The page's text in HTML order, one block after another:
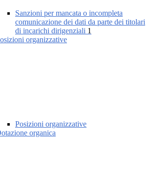
Sanzioni per mancata o incompleta
comunicazione dei dati da parte dei titolari
di incarichi dirigenziali 1
organizzative
Posizioni organizzative
organica